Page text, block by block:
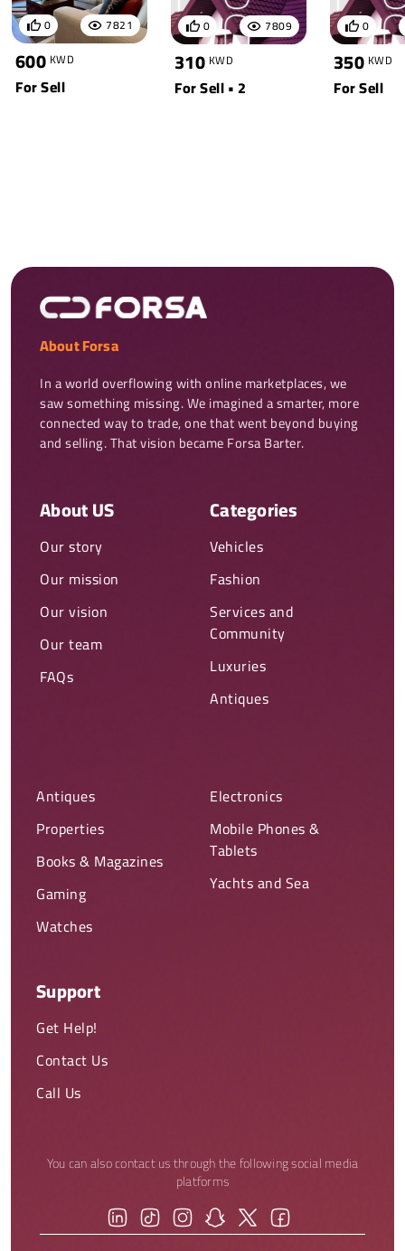
7821
0
600 KWD
For Sell
7809
0
310 KWD
For Sell • 2
0
350 KWD
For Sell
About Forsa
In a world overflowing with online marketplaces, we
saw something missing. We imagined a smarter, more
connected way to trade, one that went beyond buying
and selling. That vision became Forsa Barter.
About US
Our story
Our mission
Our vision
Our team
FAQs
Categories
Vehicles
Fashion
Services and
Community
Luxuries
Antiques
Antiques
Properties
Books & Magazines
Gaming
Watches
Electronics
Mobile Phones &
Tablets
Yachts and Sea
Support
Get Help!
Contact Us
Call Us
You can also contact us through the following social media
platforms